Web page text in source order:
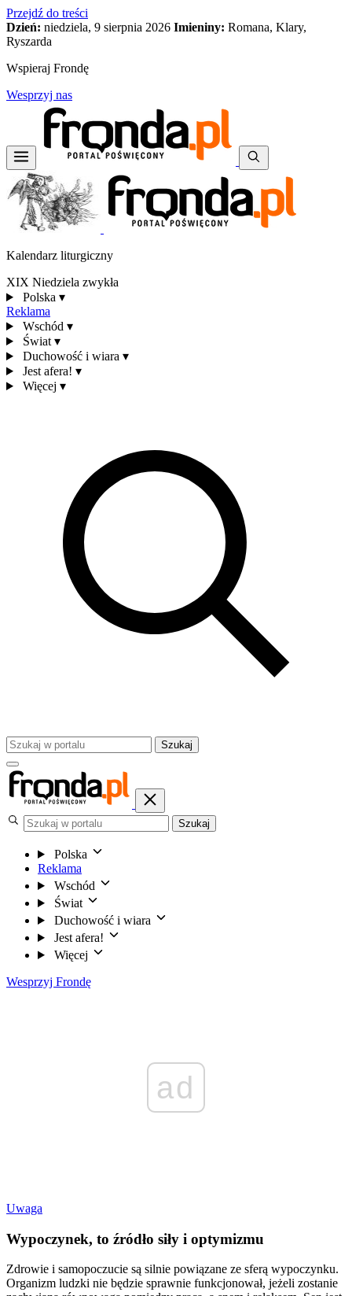
Przejdź do treści
Dzień: niedziela, 9 sierpnia 2026 Imieniny: Romana, Klary,
Ryszarda
Wspieraj Frondę
Wesprzyj nas
Kalendarz liturgiczny
XIX Niedziela zwykła
Polska ▾
Reklama
Wschód ▾
Świat ▾
Duchowość i wiara ▾
Jest afera! ▾
Więcej ▾
Szukaj
Szukaj
Polska
Reklama
Wschód
Świat
Duchowość i wiara
Jest afera!
Więcej
Wesprzyj Frondę
ad
Uwaga
Wypoczynek, to źródło siły i optymizmu
Zdrowie i samopoczucie są silnie powiązane ze sferą wypoczynku.
Organizm ludzki nie będzie sprawnie funkcjonował, jeżeli zostanie